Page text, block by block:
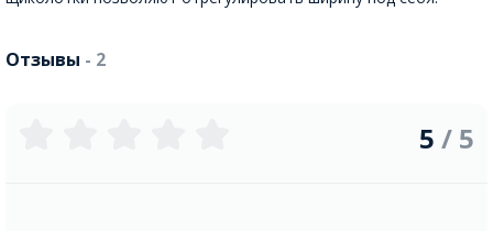
Отзывы - 2
5 / 5